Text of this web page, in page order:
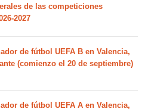
de las competiciones
2027
de fútbol UEFA B en Valencia,
(comienzo el 20 de septiembre)
de fútbol UEFA A en Valencia,